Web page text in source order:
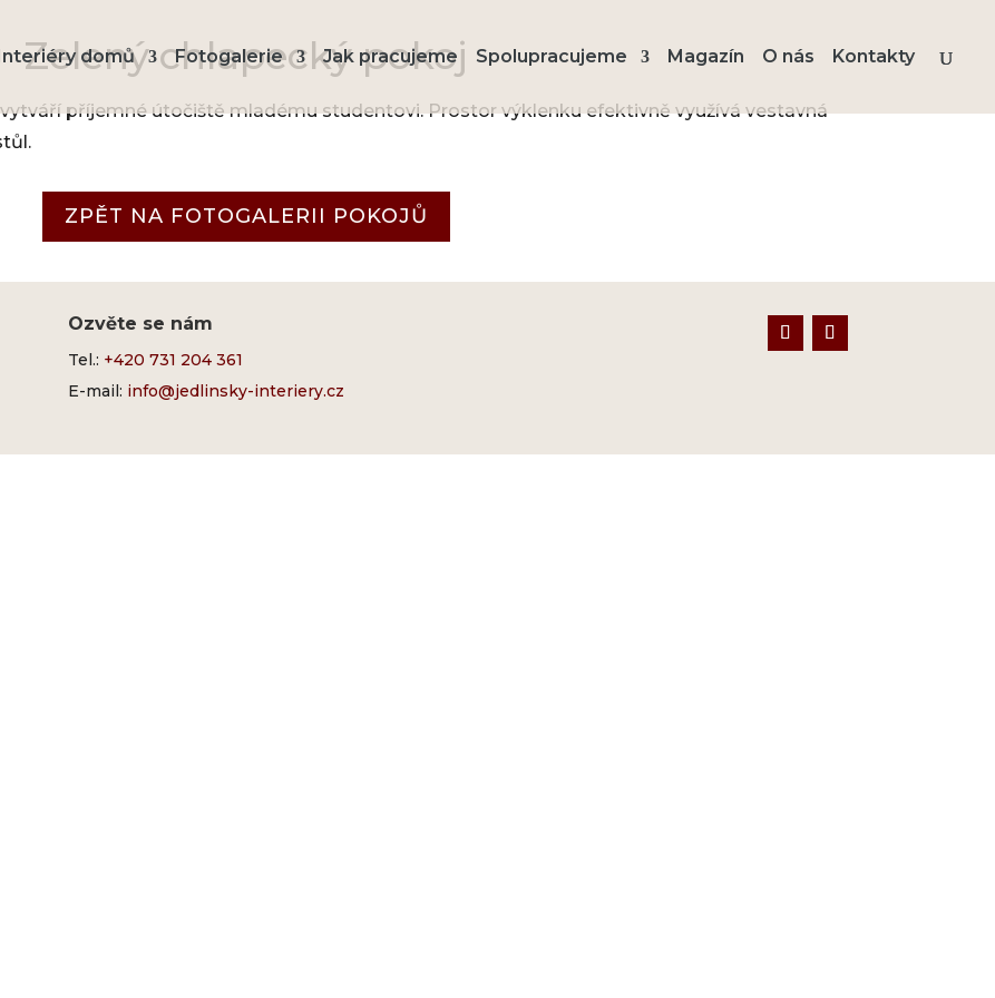
domů Fotogalerie Jak pracujeme Spolupracujeme Magazín O nás Kontakty
Zelený chlapecký pokoj
příjemné útočiště mladému studentovi. Prostor výklenku efektivně využívá vestavná
ZPĚT NA FOTOGALERII POKOJŮ
Ozvěte se nám
Tel.: +420 731 204 361
E-mail: info@jedlinsky-interiery.cz